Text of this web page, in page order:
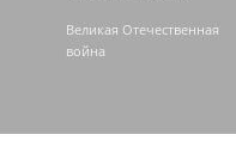
Великая Отечественная
война